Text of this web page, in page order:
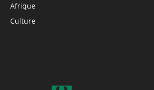
Afrique
Culture